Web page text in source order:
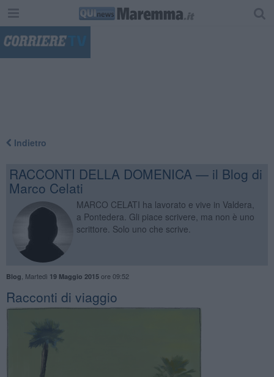
Indietro
RACCONTI DELLA DOMENICA — il Blog di
Marco Celati
MARCO CELATI ha lavorato e vive in Valdera,
a Pontedera. Gli piace scrivere, ma non è uno
scrittore. Solo uno che scrive.
Blog Martedì 19 Maggio 2015ore 09:52
Racconti di viaggio